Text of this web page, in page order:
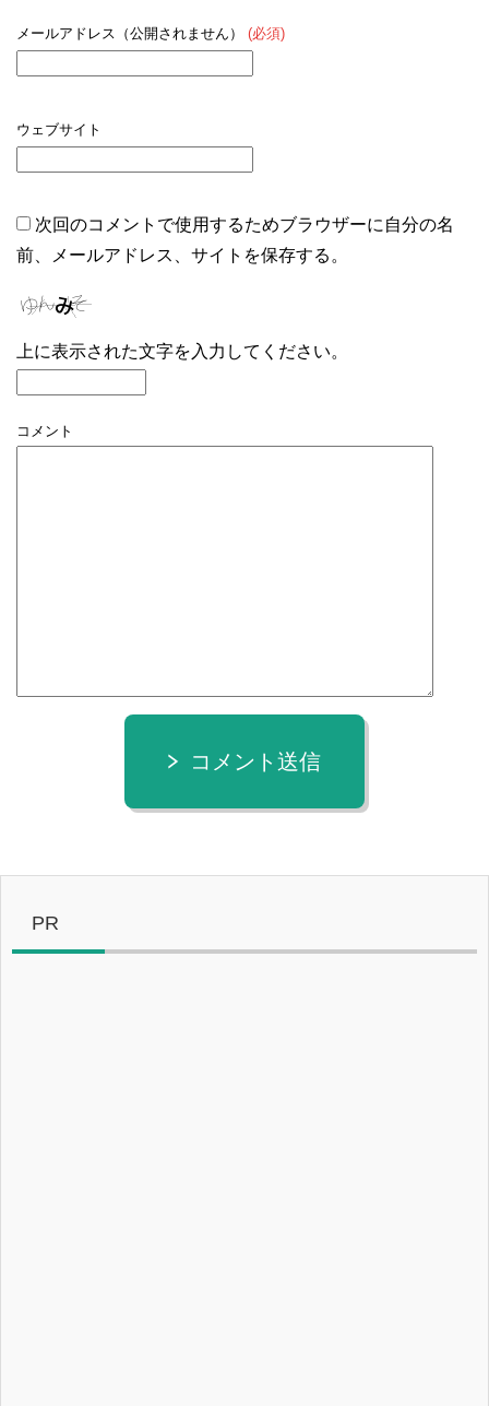
メールアドレス（公開されません） (必須)
ウェブサイト
次回のコメントで使用するためブラウザーに自分の名
前、メールアドレス、サイトを保存する。
上に表示された文字を入力してください。
コメント
コメント送信
PR